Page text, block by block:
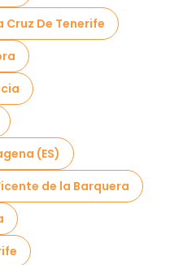
De Tenerife
(ES)
de la Barquera